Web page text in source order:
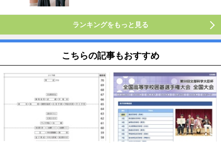
ランキングをもっと見る
こちらの記事もおすすめ